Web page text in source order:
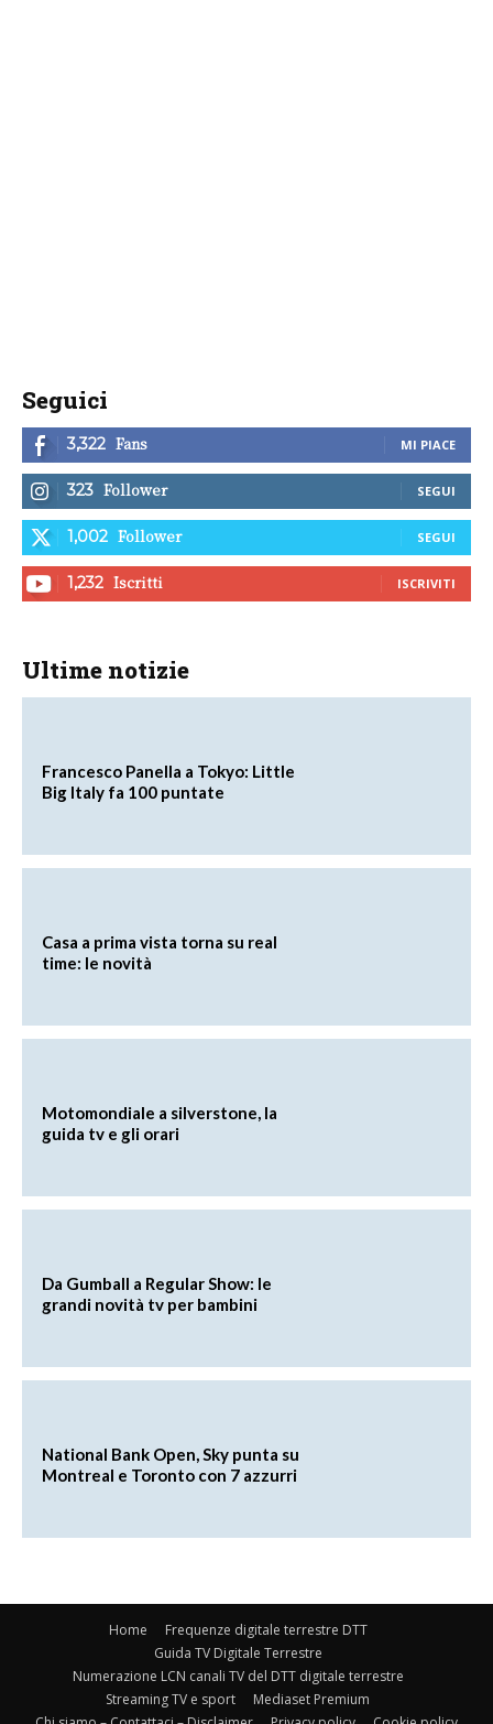
Seguici
3,322 Fans MI PIACE
323 Follower SEGUI
1,002 Follower SEGUI
1,232 Iscritti ISCRIVITI
Ultime notizie
Francesco Panella a Tokyo: Little
Big Italy fa 100 puntate
Casa a prima vista torna su real
time: le novità
Motomondiale a silverstone, la
guida tv e gli orari
Da Gumball a Regular Show: le
grandi novità tv per bambini
National Bank Open, Sky punta su
Montreal e Toronto con 7 azzurri
Home
Frequenze digitale terrestre DTT
Guida TV Digitale Terrestre
Numerazione LCN canali TV del DTT digitale terrestre
Streaming TV e sport
Mediaset Premium